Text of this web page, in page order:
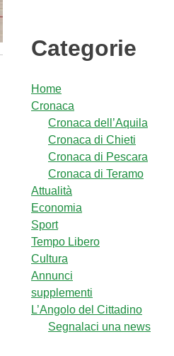
Categorie
Home
Cronaca
Cronaca dell’Aquila
Cronaca di Chieti
Cronaca di Pescara
Cronaca di Teramo
Attualità
Economia
Sport
Tempo Libero
Cultura
Annunci
supplementi
L’Angolo del Cittadino
Segnalaci una news